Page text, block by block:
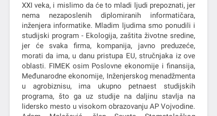
XXI veka, i mislimo da će to mladi ljudi prepoznati, jer
nema nezaposlenih diplomiranih informatičara,
inženjera informatike. Mladim ljudima smo ponudili i
studijski program - Ekologija, zaštita životne sredine,
jer će svaka firma, kompanija, javno preduzeće,
morati da ima, u danu pristupa EU, stručnjaka iz ove
oblasti. FIMEK osim Poslovne ekonomije i finansija,
Međunarodne ekonomije, Inženjerskog menadžmenta
u agrobiznisu, ima ukupno petnaest studijskih
programa, što ga uz studije na daljinu stavlja na
lidersko mesto u visokom obrazovanju AP Vojvodine.